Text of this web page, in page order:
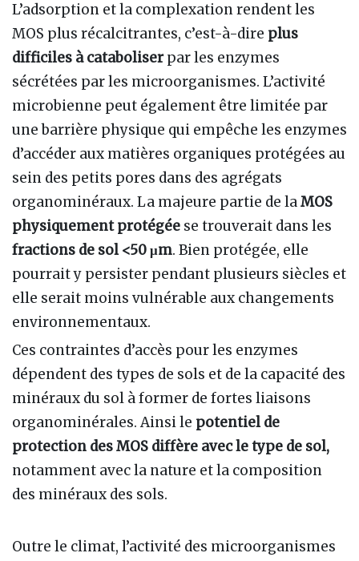
L’adsorption et la complexation rendent les
MOS plus récalcitrantes, c’est-à-dire plus
difficiles à cataboliserpar les enzymes
sécrétées par les microorganismes. L’activité
microbienne peut également être limitée par
une barrière physique qui empêche les enzymes
d’accéder aux matières organiques protégées au
sein des petits pores dans des agrégats
organominéraux. La majeure partie de laMOS
physiquement protégée se trouverait dans les
fractions de sol <50 μm. Bien protégée, elle
pourrait y persister pendant plusieurs siècles et
elle serait moins vulnérable aux changements
environnementaux.
Ces contraintes d’accès pour les enzymes
dépendent des types de sols et de la capacité des
minéraux du sol à former de fortes liaisons
organominérales. Ainsi le potentiel de
protection des MOS diffère avec le type de sol,
notamment avec la nature et la composition
des minéraux des sols.
Outre le climat, l’activité des microorganismes